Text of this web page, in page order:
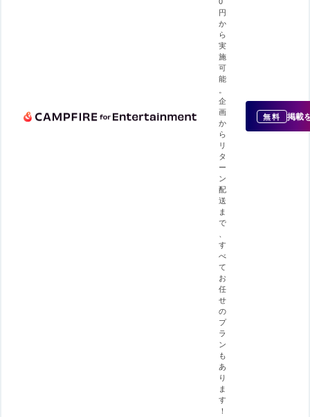
円
か
ら
実
施
可
能
。
企
画
か
ら
リ
タ
ー
ン
配
送
ま
で
、
す
べ
て
お
任
せ
の
プ
ラ
ン
も
あ
り
ま
す
！
無料 掲載